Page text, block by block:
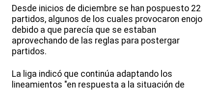
Desde inicios de diciembre se han pospuesto 22
partidos, algunos de los cuales provocaron enojo
debido a que parecía que se estaban
aprovechando de las reglas para postergar
partidos.
La liga indicó que continúa adaptando los
lineamientos "en respuesta a la situación de